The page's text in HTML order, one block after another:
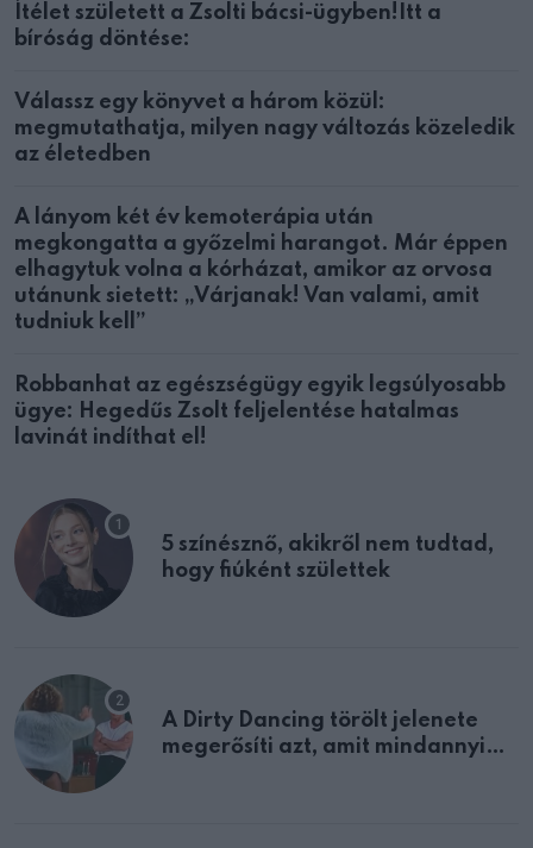
Ítélet született a Zsolti bácsi-ügyben!Itt a
bíróság döntése:
Válassz egy könyvet a három közül:
megmutathatja, milyen nagy változás közeledik
az életedben
A lányom két év kemoterápia után
megkongatta a győzelmi harangot. Már éppen
elhagytuk volna a kórházat, amikor az orvosa
utánunk sietett: „Várjanak! Van valami, amit
tudniuk kell”
Robbanhat az egészségügy egyik legsúlyosabb
ügye: Hegedűs Zsolt feljelentése hatalmas
lavinát indíthat el!
5 színésznő, akikről nem tudtad,
hogy fiúként születtek
A Dirty Dancing törölt jelenete
megerősíti azt, amit mindannyian